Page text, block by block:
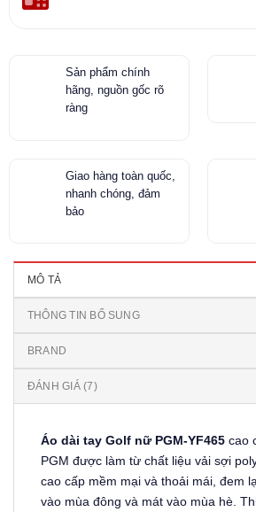
Sản phẩm chính
hãng, nguồn gốc rõ
ràng
Giao hàng toàn quốc,
nhanh chóng, đảm
bảo
MÔ TẢ
THÔNG TIN BỔ SUNG
BRAND
ĐÁNH GIÁ (7)
Áo dài tay Golf nữ PGM-YF465 cao
PGM được làm từ chất liệu vải sợi
cao cấp mềm mại và thoải mái, đem
vào mùa đông và mát vào mùa hè.